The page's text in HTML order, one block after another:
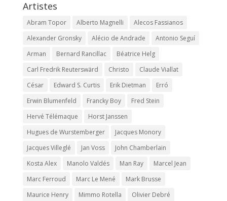
Artistes
Abram Topor Alberto Magnelli
Alecos Fassianos
Alexander Gronsky
Alécio de Andrade
Antonio Seguí
Arman
Bernard Rancillac
Béatrice Helg
Carl Fredrik Reuterswärd
Christo
Claude Viallat
César
Edward S. Curtis Erik Dietman
Erró
Erwin Blumenfeld
Francky Boy
Fred Stein
Hervé Télémaque
Horst Janssen
Hugues de Wurstemberger
Jacques Monory
Jacques Villeglé
Jan Voss
John Chamberlain
Kosta Alex
Manolo Valdés Man Ray
Marcel Jean
Marc Ferroud
Marc Le Mené
Mark Brusse
Maurice Henry
Mimmo Rotella Olivier Debré